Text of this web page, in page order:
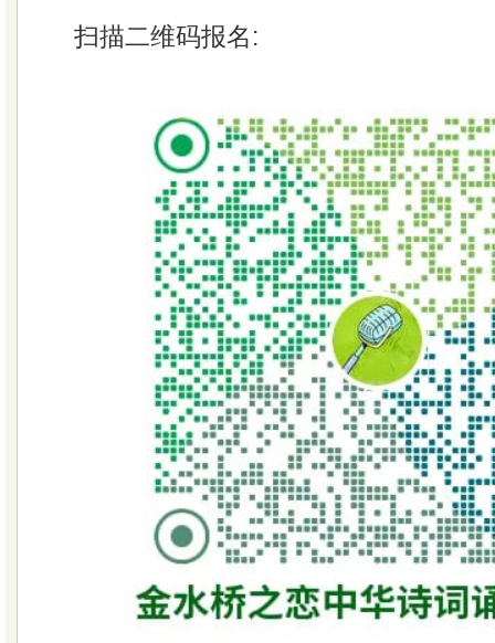
扫描二维码报名: